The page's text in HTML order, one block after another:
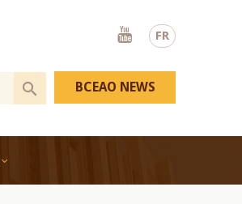
FR
Youtube
BCEAO NEWS